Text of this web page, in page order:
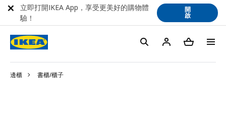
邊櫃 書櫃/櫃子
立即打開IKEA App，享受更美好的購物體
驗！
開
啟